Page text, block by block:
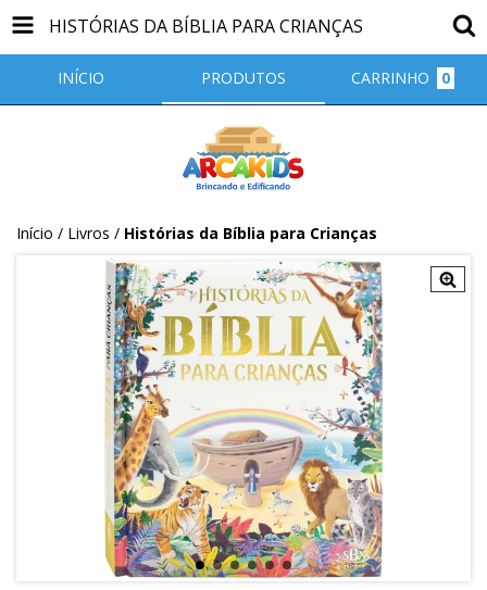
HISTÓRIAS DA BÍBLIA PARA CRIANÇAS
INÍCIO PRODUTOS CARRINHO 0
Início / Livros / Histórias da Bíblia para Crianças